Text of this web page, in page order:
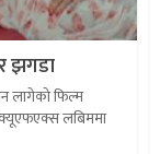
झगडा
लागेको फिल्म
क्यूएफएक्स लबिममा